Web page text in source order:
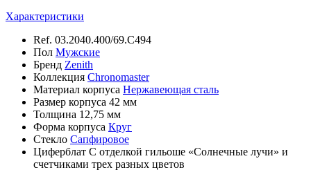
Характеристики
Ref. 03.2040.400/69.C494
Пол Мужские
Бренд Zenith
Коллекция Chronomaster
Материал корпуса Нержавеющая сталь
Размер корпуса 42 мм
Толщина 12,75 мм
Форма корпуса Круг
Стекло Сапфировое
Циферблат С отделкой гильоше «Солнечные лучи» и
счетчиками трех разных цветов